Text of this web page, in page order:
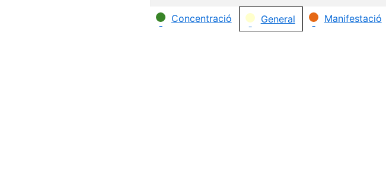
Categorías
Concentració General Manifestació